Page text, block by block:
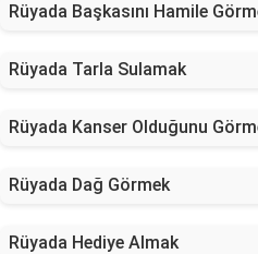
Rüyada Başkasını Hamile
Rüyada Tarla Sulamak
Rüyada Kanser Olduğunu
Rüyada Dağ Görmek
Rüyada Hediye Almak